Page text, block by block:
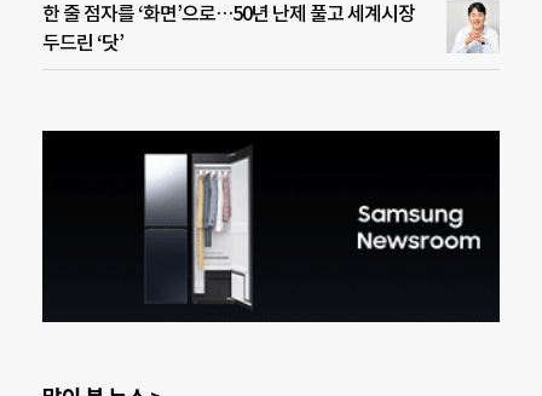
한 줄 점자를 ‘화면’으로…50년 난제 풀고 세계시장
두드린 ‘닷’